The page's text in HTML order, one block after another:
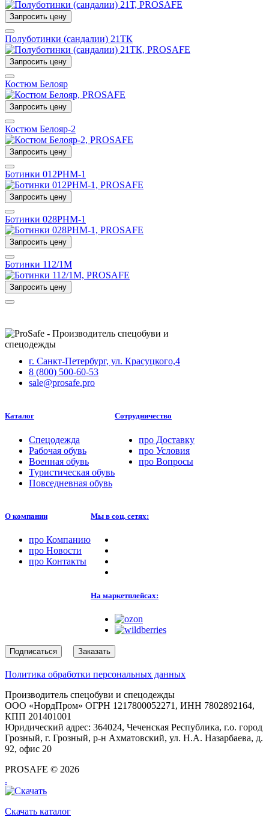
Запросить цену
Полуботинки (сандалии) 21ТК
Запросить цену
Костюм Белояр
Запросить цену
Костюм Белояр-2
Запросить цену
Ботинки 012РНМ-1
Запросить цену
Ботинки 028РНМ-1
Запросить цену
Ботинки 112/1М
Запросить цену
г. Санкт-Петербург, ул. Красуцкого,4
8 (800) 500-60-53
sale@prosafe.pro
Каталог
Спецодежда
Рабочая обувь
Военная обувь
Туристическая обувь
Повседневная обувь
Сотрудничество
про Доставку
про Условия
про Вопросы
О компании
про Компанию
про Новости
про Контакты
Мы в соц. сетях:
На маркетплейсах:
Подписаться Заказать
Политика обработки персональных данных
Производитель спецобуви и спецодежды
ООО «НордПром» ОГРН 1217800052271, ИНН 7802892164,
КПП 201401001
Юридический адрес: 364024, Чеченская Республика, г.о. город
Грозный, г. Грозный, р-н Ахматовский, ул. Н.А. Назарбаева, д.
92, офис 20
PROSAFE © 2026
.
Скачать каталог